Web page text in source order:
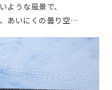
ような風景で、
あいにくの曇り空…